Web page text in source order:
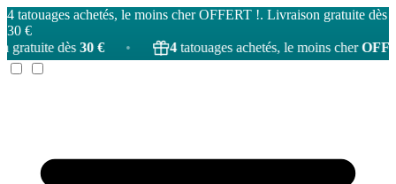
4 tatouages achetés, le moins cher OFFERT !. Livraison gratuite dès
30 €
€
• 4 tatouages achetés, le moins cherOFFERT! •